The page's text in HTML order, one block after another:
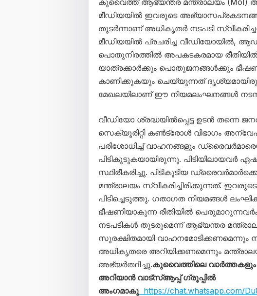
മീഡിയയിൽ ഇവരുടെ
തുടർന്നാണ് അധികൃതർ നടപടി
മീഡിയയിൽ പ്രചരിച്ച വീഡിയോയിൽ,
പൊതുനിരത്തിൽ അപകടകരമായ
യാത്രക്കാർക്കും പൊതുജനങ്ങൾക്കും
കാണിക്കുകയും ചെയ്യുന്നത്
മേഖലയിലാണ് ഈ നിയമലംഘനങ്ങൾ
വീഡിയോ ശ്രദ്ധയിൽപ്പെട്ട ഉടൻ തന്നെ
സെക്യൂരിറ്റി കൺട്രോൾ വിഭാഗം
പരിശോധിച്ച് വാഹനങ്ങളും
പിടികൂടുകയായിരുന്നു.
സ്ഥിരീകരിച്ചു. പിടികൂടിയ
മന്ത്രാലയം സ്വീകരിച്ചിരിക്കുന്നത്.
പിടിച്ചെടുത്തു. ഗതാഗത നിയമങ്ങൾ
ഭീഷണിയാകുന്ന രീതിയിൽ
നടപടികൾ തുടരുമെന്ന് ആഭ്യന്തര
സുരക്ഷിതമായി വാഹനമോടിക്കണമെന്നും
അധികൃതരെ അറിയിക്കണമെന്നും
അഭ്യർത്ഥിച്ചു.കുവൈത്തിലെ
അറിയാൻ വാട്സ്ആപ്പ് ഗ്രൂപ്പിൽ
അംഗമാകൂ https://chat.whatsapp.com/